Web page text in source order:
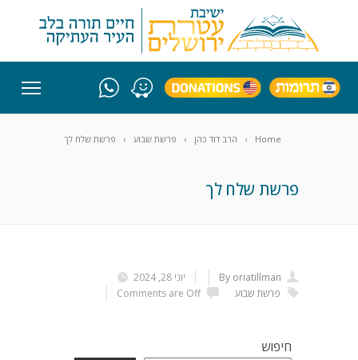
Home הרב דוד כהן פרשת שבוע פרשת שלח לך
פרשת שלח לך
יוני 28, 2024
By oriatillman
Comments are Off
פרשת שבוע
חיפוש